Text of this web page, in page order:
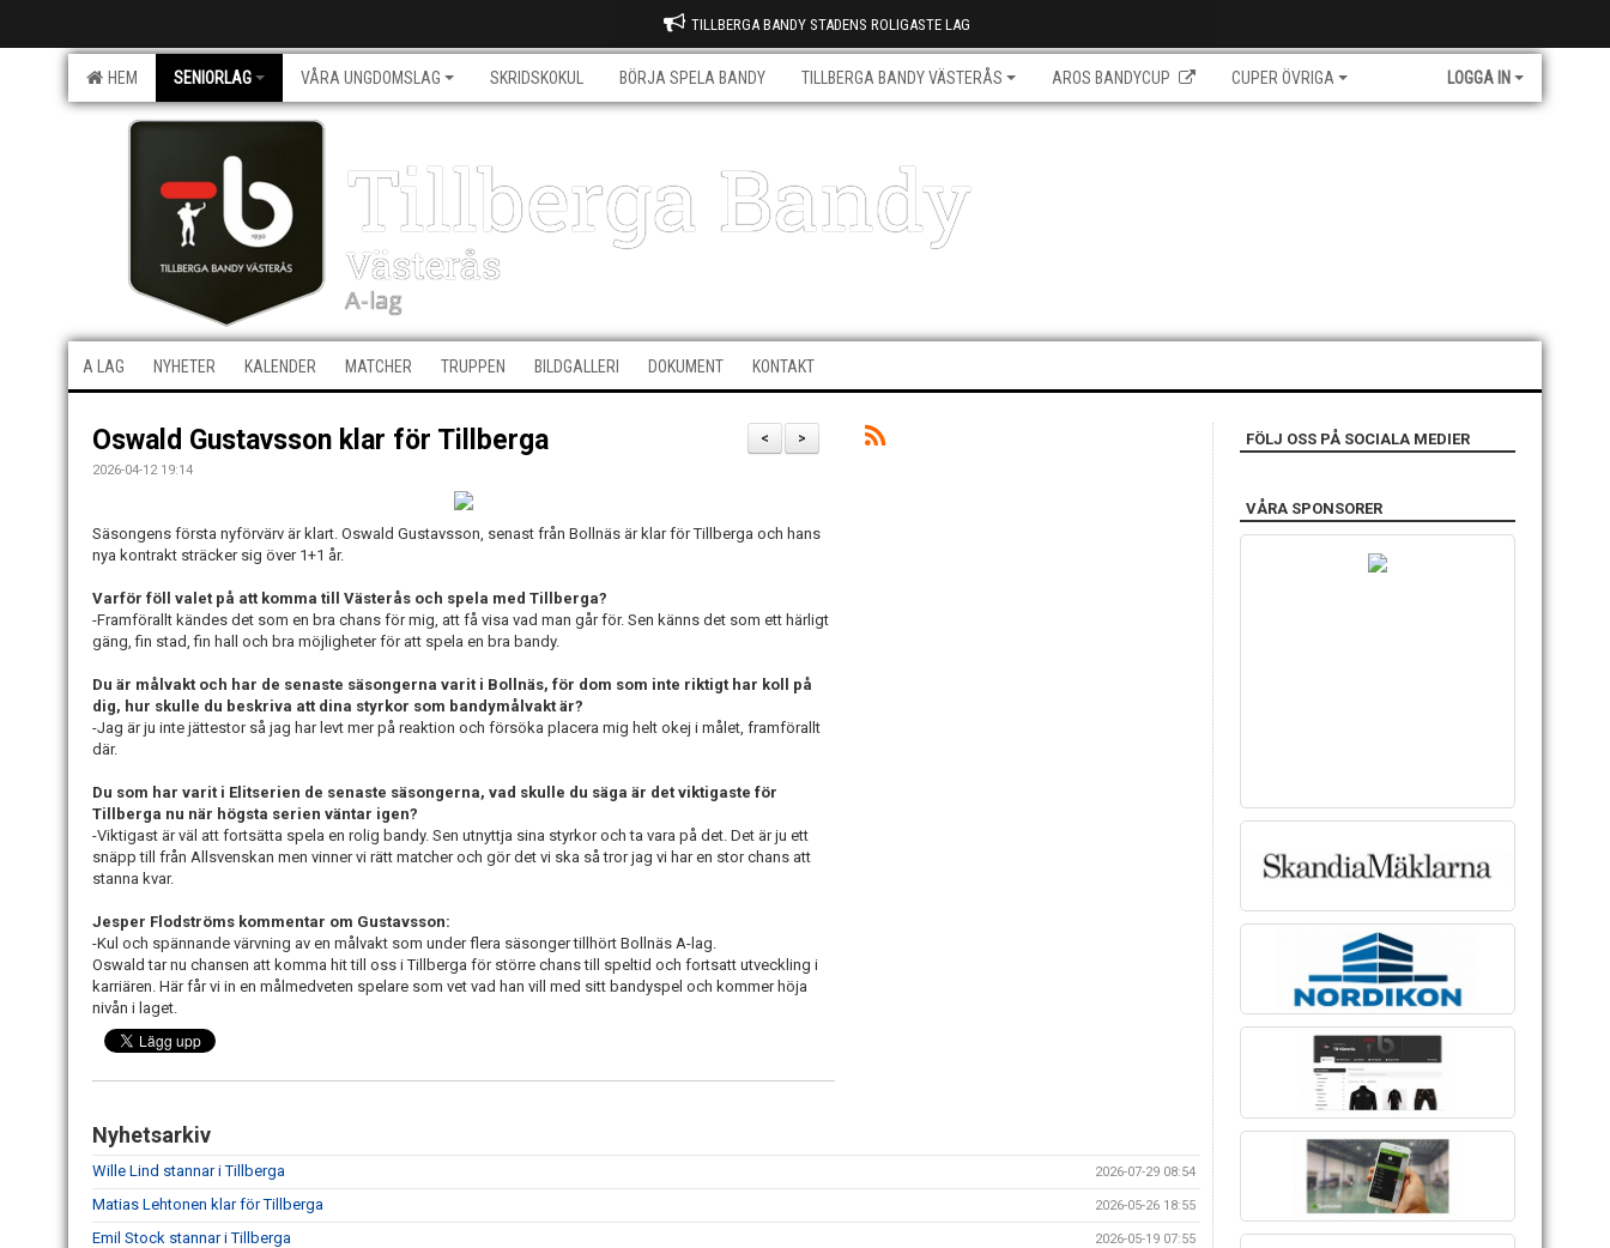
TILLBERGA BANDY STADENS ROLIGASTE LAG
HEM SENIORLAG VÅRA UNGDOMSLAG SKRIDSKOKUL BÖRJA SPELA BANDY TILLBERGA BANDY VÄSTERÅS AROS BANDYCUP CUPER ÖVRIGA LOGGA IN
Tillberga Bandy
Västerås
A-lag
A LAG NYHETER KALENDER MATCHER TRUPPEN BILDGALLERI DOKUMENT KONTAKT
>
<
Oswald Gustavsson klar för Tillberga
2026-04-12 19:14
Säsongens första nyförvärv är klart. Oswald Gustavsson, senast från Bollnäs är klar för Tillberga och hans
nya kontrakt sträcker sig över 1+1 år.
Varför föll valet på att komma till Västerås och spela med Tillberga?
-Framförallt kändes det som en bra chans för mig, att få visa vad man går för. Sen känns det som ett härligt
gäng, fin stad, fin hall och bra möjligheter för att spela en bra bandy.
Du är målvakt och har de senaste säsongerna varit i Bollnäs, för dom som inte riktigt har koll på
dig, hur skulle du beskriva att dina styrkor som bandymålvakt är?
-Jag är ju inte jättestor så jag har levt mer på reaktion och försöka placera mig helt okej i målet, framförallt
där.
Du som har varit i Elitserien de senaste säsongerna, vad skulle du säga är det viktigaste för
Tillberga nu när högsta serien väntar igen?
-Viktigast är väl att fortsätta spela en rolig bandy. Sen utnyttja sina styrkor och ta vara på det. Det är ju ett
snäpp till från Allsvenskan men vinner vi rätt matcher och gör det vi ska så tror jag vi har en stor chans att
stanna kvar.
Jesper Flodströms kommentar om Gustavsson:
-Kul och spännande värvning av en målvakt som under flera säsonger tillhört Bollnäs A-lag.
Oswald tar nu chansen att komma hit till oss i Tillberga för större chans till speltid och fortsatt utveckling i
karriären. Här får vi in en målmedveten spelare som vet vad han vill med sitt bandyspel och kommer höja
nivån i laget.
Nyhetsarkiv
Wille Lind stannar i Tillberga 2026-07-29 08:54
Matias Lehtonen klar för Tillberga 2026-05-26 18:55
Emil Stock stannar i Tillberga 2026-05-19 07:55
FÖLJ OSS PÅ SOCIALA MEDIER
VÅRA SPONSORER